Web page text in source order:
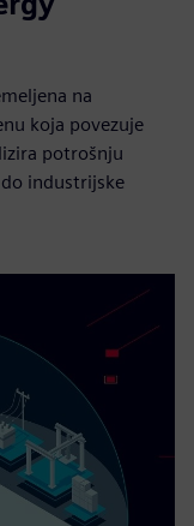
na
koja povezuje
potrošnju
industrijske